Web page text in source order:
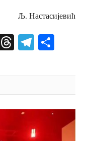
Љ. Настасијевић
Threads